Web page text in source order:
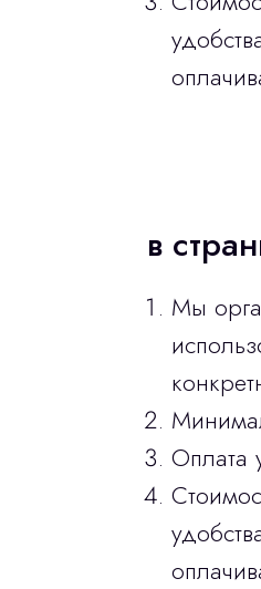
в
Мы
Оплата